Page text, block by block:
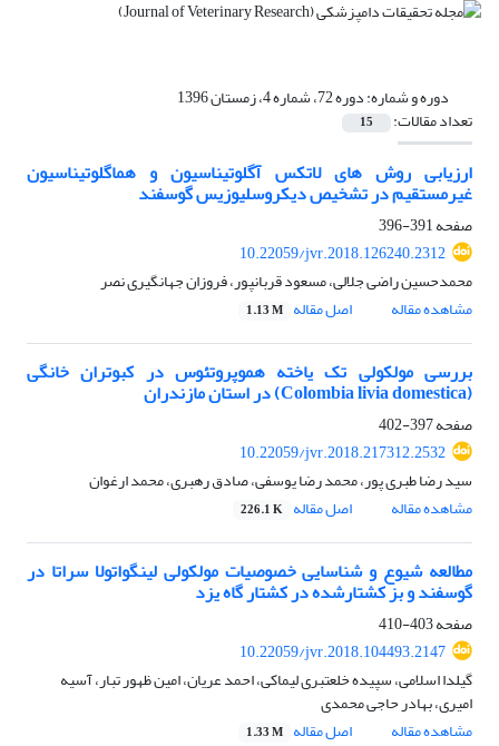
دوره و شماره:دوره 72، شماره 4، زمستان 1396
تعداد مقالات: 15
ارزیابی روش های لاتکس آگلوتیناسیون و هماگلوتیناسیون
غیرمستقیم در تشخیص دیکروسلیوزیس گوسفند
صفحه391-396
10.22059/jvr.2018.126240.2312
محمدحسین راضی جلالی، مسعود قربانپور، فروزان جهانگیری نصر
مشاهده مقاله
اصل مقاله 1.13 M
بررسی مولکولی تک یاخته هموپروتئوس در کبوتران خانگی
(Colombia livia domestica) در استان مازندران
صفحه397-402
10.22059/jvr.2018.217312.2532
سید رضا طبری پور، محمد رضا یوسفی، صادق رهبری، محمد ارغوان
مشاهده مقاله
اصل مقاله 226.1 K
مطالعه شیوع و شناسایی خصوصیات مولکولی لینگواتولا سراتا در
گوسفند و بز کشتارشده در کشتار گاه یزد
صفحه403-410
10.22059/jvr.2018.104493.2147
گیلدا اسلامی، سپیده خلعتبری لیماکی، احمد عریان، امین ظهور تبار، آسیه
امیری، بهادر حاجی محمدی
مشاهده مقاله
اصل مقاله 1.33 M